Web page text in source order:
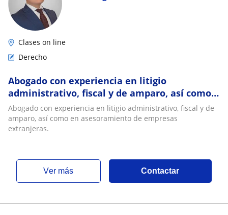
Clases on line
Derecho
Abogado con experiencia en litigio
administrativo, fiscal y de amparo, así como
en asesoramiento de empresas extranjeras
Abogado con experiencia en litigio administrativo, fiscal y de
amparo, así como en asesoramiento de empresas
extranjeras.
ver más Contactar